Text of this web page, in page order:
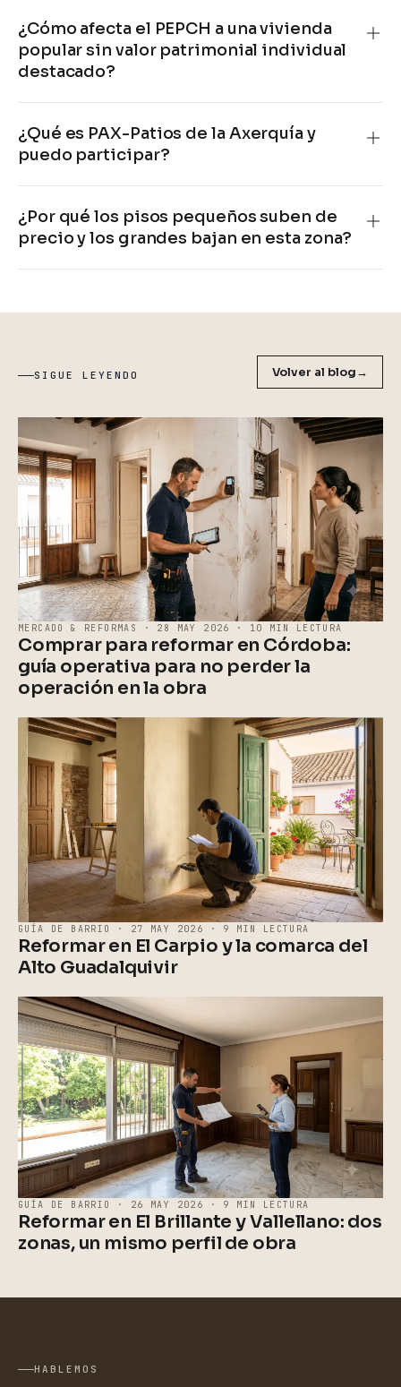
¿Cómo afecta el PEPCH a una vivienda
popular sin valor patrimonial individual
destacado?
¿Qué es PAX-Patios de la Axerquía y
puedo participar?
¿Por qué los pisos pequeños suben de
precio y los grandes bajan en esta zona?
SIGUE LEYENDO Volver al blog→
MERCADO & REFORMAS · 28 MAY 2026 · 10 MIN LECTURA
Comprar para reformar en Córdoba:
guía operativa para no perder la
operación en la obra
GUÍA DE BARRIO · 27 MAY 2026 · 9 MIN LECTURA
Reformar en El Carpio y la comarca del
Alto Guadalquivir
GUÍA DE BARRIO · 26 MAY 2026 · 9 MIN LECTURA
Reformar en El Brillante y Vallellano: dos
zonas, un mismo perfil de obra
HABLEMOS